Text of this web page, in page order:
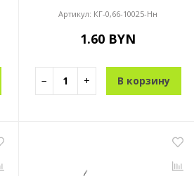
Артикул: КГ-0,66-10025-Нн
1.60 BYN
− + В корзину